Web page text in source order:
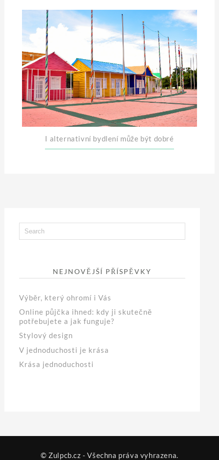
I alternativní bydlení může být dobré
NEJNOVĚJŠÍ PŘÍSPĚVKY
Výběr, který ohromí i Vás
Online půjčka ihned: kdy ji skutečně
potřebujete a jak funguje?
Stylový design
V jednoduchosti je krása
Krása jednoduchosti
© Zulpcb.cz - Všechna práva vyhrazena.